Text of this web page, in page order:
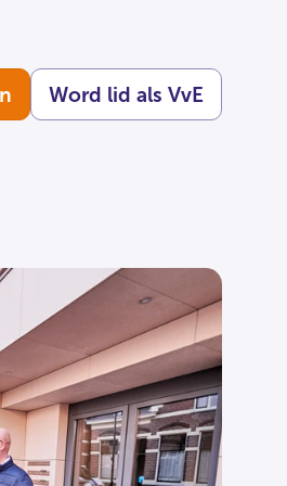
Word lid als VvE